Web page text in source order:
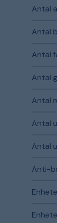
Antal
Antal
Antal
Antal
Antal
Antal
Antal
Anti-